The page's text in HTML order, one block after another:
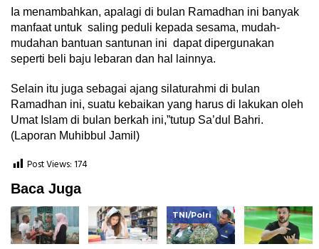
Ia menambahkan, apalagi di bulan Ramadhan ini banyak
manfaat untuk saling peduli kepada sesama, mudah-
mudahan bantuan santunan ini dapat dipergunakan
seperti beli baju lebaran dan hal lainnya.
Selain itu juga sebagai ajang silaturahmi di bulan
Ramadhan ini, suatu kebaikan yang harus di lakukan oleh
Umat Islam di bulan berkah ini,”tutup Sa’dul Bahri.
(Laporan Muhibbul Jamil)
Post Views: 174
Baca Juga
TNI/Polri